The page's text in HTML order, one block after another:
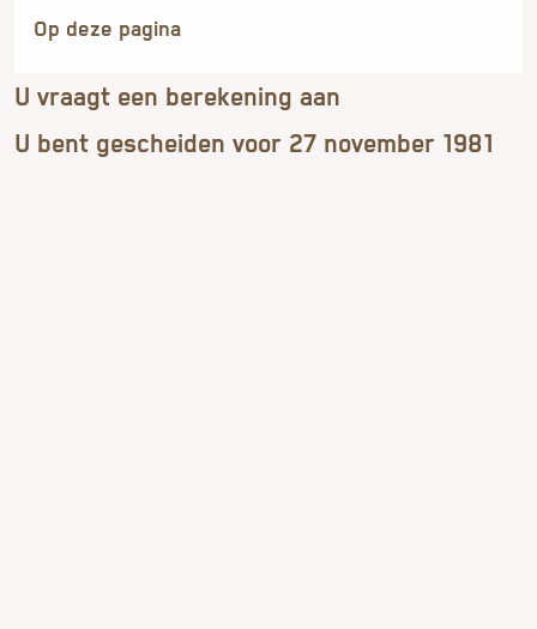
U vraagt een berekening aan
U bent gescheiden voor 27 november 1981